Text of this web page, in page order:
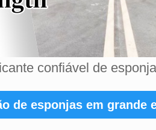
confiável de
de esponjas em grande